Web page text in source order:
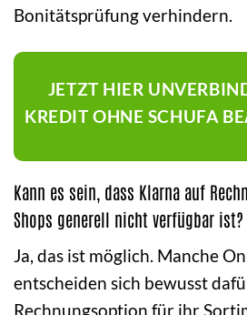
Bonitätsprüfung verhindern.
JETZT HIER
KREDIT OHNE SCHUFA
Kann es sein, dass Klarna auf
Shops generell nicht verfügbar ist?
Ja, das ist möglich. Manche
entscheiden sich bewusst
Rechnungsoption für ihr